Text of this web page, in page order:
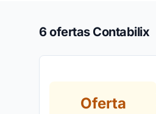
6 ofertas Contabilix
Oferta